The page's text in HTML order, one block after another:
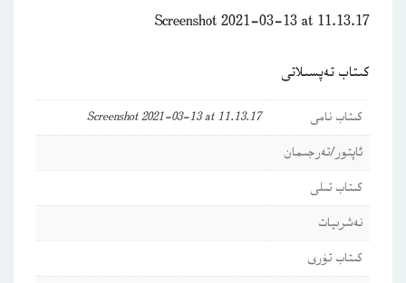
Screenshot 2021-03-13 at 11.13.17
كىتاب تەپسىلاتى
كىتاب نامى
Screenshot 2021-03-13 at 11.13.17
ئاپتور/تەرجىمان
كىتاب تىلى
نەشرىيات
كىتاب تۈرى